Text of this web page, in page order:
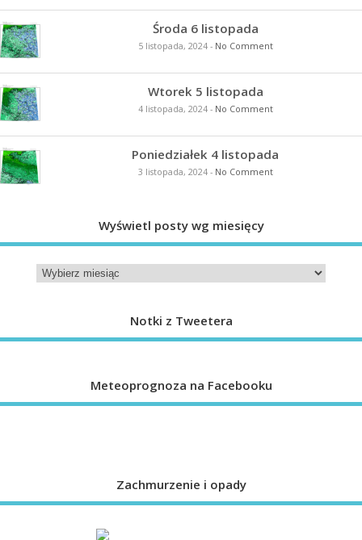
Środa 6 listopada
5 listopada, 2024- No Comment
Wtorek 5 listopada
4 listopada, 2024- No Comment
Poniedziałek 4 listopada
3 listopada, 2024- No Comment
Wyświetl posty wg miesięcy
Notki z Tweetera
Meteoprognoza na Facebooku
Zachmurzenie i opady